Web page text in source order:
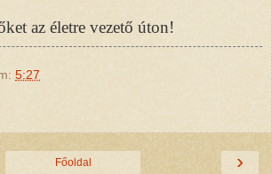
az életre vezető úton!
5:27
›
Főoldal